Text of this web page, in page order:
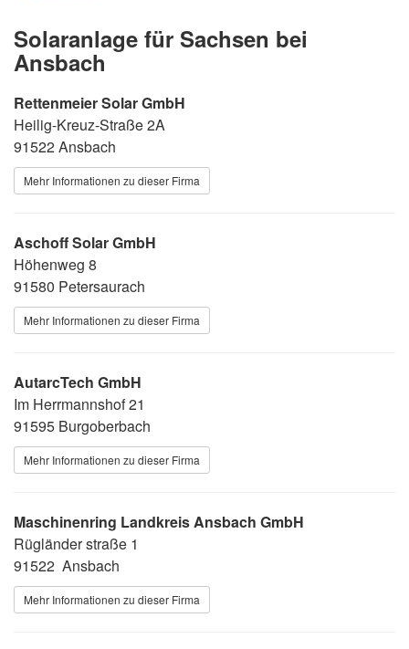
Solaranlage für Sachsen bei
Ansbach
Rettenmeier Solar GmbH
Heilig-Kreuz-Straße 2A
91522 Ansbach
Mehr Informationen zu dieser Firma
Aschoff Solar GmbH
Höhenweg 8
91580 Petersaurach
Mehr Informationen zu dieser Firma
AutarcTech GmbH
Im Herrmannshof 21
91595 Burgoberbach
Mehr Informationen zu dieser Firma
Maschinenring Landkreis Ansbach GmbH
Rügländer straße 1
91522 Ansbach
Mehr Informationen zu dieser Firma